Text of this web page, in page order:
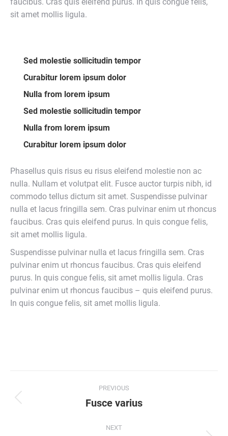
faucibus. Cras quis eleifend purus. In quis congue felis,
sit amet mollis ligula.
Sed molestie sollicitudin tempor
Curabitur lorem ipsum dolor
Nulla from lorem ipsum
Sed molestie sollicitudin tempor
Nulla from lorem ipsum
Curabitur lorem ipsum dolor
Phasellus quis risus eu risus eleifend molestie non ac
nulla. Nullam et volutpat elit. Fusce auctor turpis nibh, id
commodo tellus dictum sit amet. Suspendisse pulvinar
nulla et lacus fringilla sem. Cras pulvinar enim ut rhoncus
faucibus. Cras quis eleifend purus. In quis congue felis,
sit amet mollis ligula.
Suspendisse pulvinar nulla et lacus fringilla sem. Cras
pulvinar enim ut rhoncus faucibus. Cras quis eleifend
purus. In quis congue felis, sit amet mollis ligula. Cras
pulvinar enim ut rhoncus faucibus – quis eleifend purus.
In quis congue felis, sit amet mollis ligula.
navigation
PREVIOUS
Previous
Fusce varius
NEXT